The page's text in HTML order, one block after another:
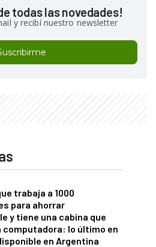
todas las novedades!
y recibí nuestro newsletter
trabaja a 1000
para ahorrar
y tiene una cabina que
computadora: lo último en
en Argentina